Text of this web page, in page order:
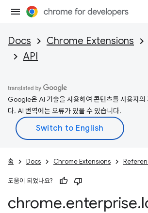
Docs Chrome Extensions
API
Google은 AI 기술을 사용하여 콘텐츠를 사용자의
다. AI 번역에는 오류가 있을 수 있습니다.
홈 Docs Chrome Extensions
도움이 되었나요?
chrome.enterprise.